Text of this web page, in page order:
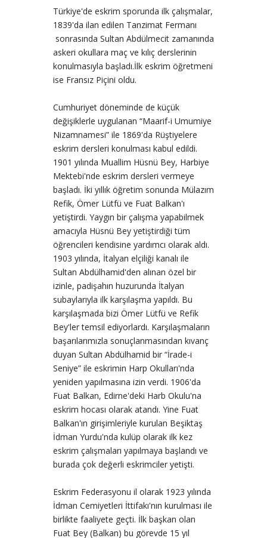
Türkiye'de eskrim sporunda ilk çalışmalar,
1839'da ilan edilen Tanzimat Fermanı
sonrasında Sultan Abdülmecit zamanında
askeri okullara maç ve kılıç derslerinin
konulmasıyla başladı.İlk eskrim öğretmeni
ise Fransız Piçini oldu.
Cumhuriyet döneminde de küçük
değişiklerle uygulanan “Maarif-i Umumiye
Nizamnamesi” ile 1869'da Rüştiyelere
eskrim dersleri konulması kabul edildi.
1901 yılında Muallim Hüsnü Bey, Harbiye
Mektebi'nde eskrim dersleri vermeye
başladı. İki yıllık öğretim sonunda Mülazım
Refik, Ömer Lütfü ve Fuat Balkan'ı
yetiştirdi. Yaygın bir çalışma yapabilmek
amacıyla Hüsnü Bey yetiştirdiği tüm
öğrencileri kendisine yardımcı olarak aldı.
1903 yılında, İtalyan elçiliği kanalı ile
Sultan Abdülhamid'den alınan özel bir
izinle, padişahın huzurunda İtalyan
subaylarıyla ilk karşılaşma yapıldı. Bu
karşılaşmada bizi Ömer Lütfü ve Refik
Bey'ler temsil ediyorlardı. Karşılaşmaların
başarılarımızla sonuçlanmasından kıvanç
duyan Sultan Abdülhamid bir “İrade-i
Seniye” ile eskrimin Harp Okulları'nda
yeniden yapılmasına izin verdi. 1906'da
Fuat Balkan, Edirne'deki Harb Okulu'na
eskrim hocası olarak atandı. Yine Fuat
Balkan'ın girişimleriyle kurulan Beşiktaş
İdman Yurdu'nda kulüp olarak ilk kez
eskrim çalışmaları yapılmaya başlandı ve
burada çok değerli eskrimciler yetişti.
Eskrim Federasyonu il olarak 1923 yılında
İdman Cemiyetleri İttifakı'nın kurulması ile
birlikte faaliyete geçti. İlk başkan olan
Fuat Bey (Balkan) bu görevde 15 yıl